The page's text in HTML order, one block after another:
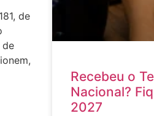
de
de
Recebeu o
Nacional?
2027